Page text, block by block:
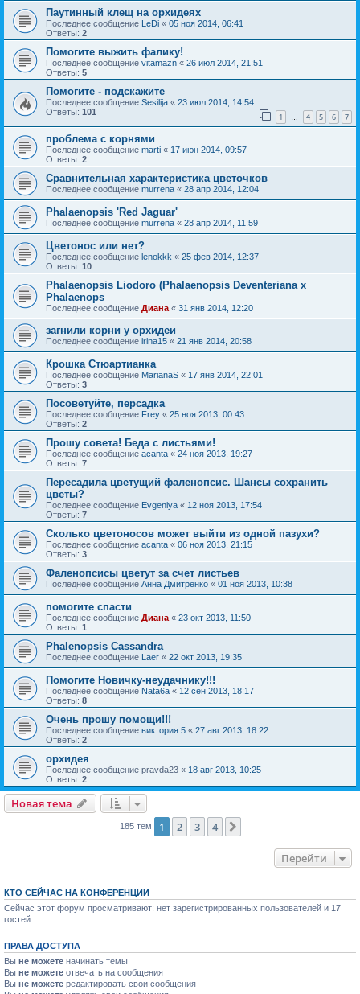
Паутинный клещ на орхидеях
Последнее сообщение LeDi « 05 ноя 2014, 06:41
Ответы: 2
Помогите выжить фалику!
Последнее сообщение vitamazn « 26 июл 2014, 21:51
Ответы: 5
Помогите - подскажите
Последнее сообщение Sesilija « 23 июл 2014, 14:54
Ответы: 101 1 … 4 5 6 7
проблема с корнями
Последнее сообщение marti « 17 июн 2014, 09:57
Ответы: 2
Сравнительная характеристика цветочков
Последнее сообщение murrena « 28 апр 2014, 12:04
Phalaenopsis 'Red Jaguar'
Последнее сообщение murrena « 28 апр 2014, 11:59
Цветонос или нет?
Последнее сообщение lenokkk « 25 фев 2014, 12:37
Ответы: 10
Phalaenopsis Liodoro (Phalaenopsis Deventeriana x
Phalaenops
Последнее сообщение Диана « 31 янв 2014, 12:20
загнили корни у орхидеи
Последнее сообщение irina15 « 21 янв 2014, 20:58
Крошка Стюартианка
Последнее сообщение MarianaS « 17 янв 2014, 22:01
Ответы: 3
Посоветуйте, персадка
Последнее сообщение Frey « 25 ноя 2013, 00:43
Ответы: 2
Прошу совета! Беда с листьями!
Последнее сообщение acanta « 24 ноя 2013, 19:27
Ответы: 7
Пересадила цветущий фаленопсис. Шансы сохранить
цветы?
Последнее сообщение Evgeniya « 12 ноя 2013, 17:54
Ответы: 7
Сколько цветоносов может выйти из одной пазухи?
Последнее сообщение acanta « 06 ноя 2013, 21:15
Ответы: 3
Фаленопсисы цветут за счет листьев
Последнее сообщение Анна Дмитренко « 01 ноя 2013, 10:38
помогите спасти
Последнее сообщение Диана « 23 окт 2013, 11:50
Ответы: 1
Phalenopsis Cassandra
Последнее сообщение Laer « 22 окт 2013, 19:35
Помогите Новичку-неудачнику!!!
Последнее сообщение Nata6a « 12 сен 2013, 18:17
Ответы: 8
Очень прошу помощи!!!
Последнее сообщение виктория 5 « 27 авг 2013, 18:22
Ответы: 2
орхидея
Последнее сообщение pravda23 « 18 авг 2013, 10:25
Ответы: 2
Новая тема
185 тем 1 2 3 4
Перейти
КТО СЕЙЧАС НА КОНФЕРЕНЦИИ
Сейчас этот форум просматривают: нет зарегистрированных пользователей и 17
гостей
ПРАВА ДОСТУПА
Вы не можете начинать темы
Вы не можете отвечать на сообщения
Вы не можете редактировать свои сообщения